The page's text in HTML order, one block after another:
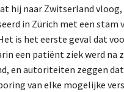
hij naar Zwitserland
in Zürich met een stam
is het eerste geval dat
een patiënt ziek werd na
en autoriteiten zeggen dat
van elke mogelijke